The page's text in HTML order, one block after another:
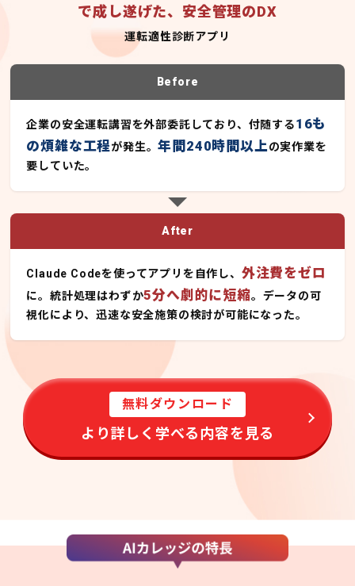
で成し遂げた、安全管理のDX
運転適性診断アプリ
Before
企業の安全運転講習を外部委託しており、付随する16も
の煩雑な工程が発生。年間240時間以上の実作業を
要していた。
After
Claude Codeを使ってアプリを自作し、 外注費をゼロ
に。統計処理はわずか5分へ劇的に短縮。データの可
視化により、迅速な安全施策の検討が可能になった。
無料ダウンロード
より詳しく学べる内容を見る